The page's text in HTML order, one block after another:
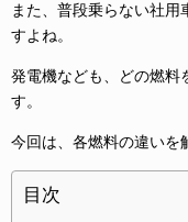
また、普段乗らない社
すよね。
発電機なども、どの燃料
す。
今回は、各燃料の違いを
目次